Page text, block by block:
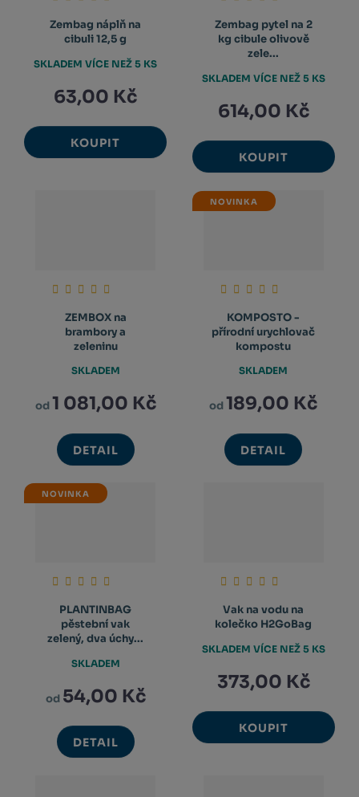
Zembag náplň na
cibuli 12,5 g
63,00 Kč
KOUPIT
SKLADEM VÍCE NEŽ 5 KS
Zembag pytel na 2
kg cibule olivově
zele...
614,00 Kč
KOUPIT
SKLADEM VÍCE NEŽ 5 KS
ZEMBOX na
brambory a
zeleninu
od1 081,00 Kč
DETAIL
SKLADEM
NOVINKA
KOMPOSTO -
přírodní urychlovač
kompostu
od 189,00 Kč
DETAIL
SKLADEM
NOVINKA
PLANTINBAG
pěstební vak
zelený, dva úchy...
od 54,00 Kč
DETAIL
SKLADEM
Vak na vodu na
kolečko H2GoBag
373,00 Kč
KOUPIT
SKLADEM VÍCE NEŽ 5 KS